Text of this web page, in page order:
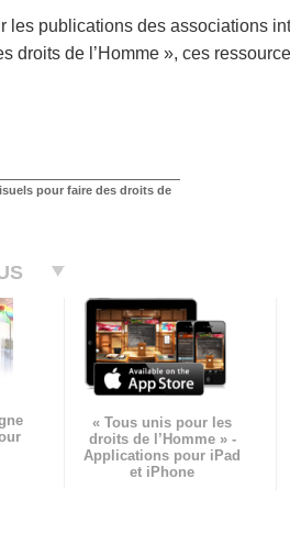
les publications des associations
droits de l’Homme », ces
pour faire des droits de
« Tous unis pour les
droits de l’Homme » -
Applications pour iPad
et iPhone